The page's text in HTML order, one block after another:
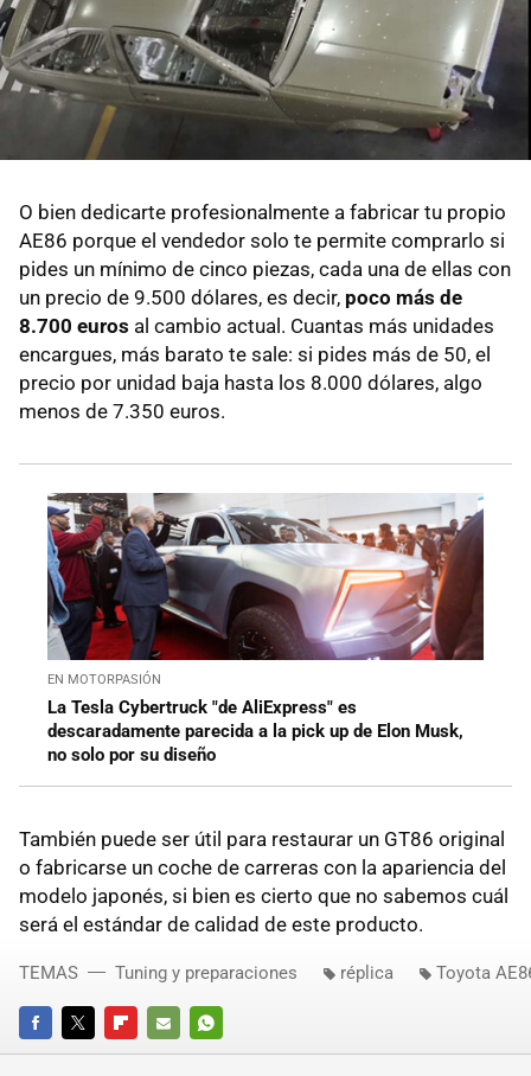
O bien dedicarte profesionalmente a fabricar tu propio
AE86 porque el vendedor solo te permite comprarlo si
pides un mínimo de cinco piezas, cada una de ellas con
un precio de 9.500 dólares, es decir, poco más de
8.700 euros al cambio actual. Cuantas más unidades
encargues, más barato te sale: si pides más de 50, el
precio por unidad baja hasta los 8.000 dólares, algo
menos de 7.350 euros.
EN MOTORPASIÓN
La Tesla Cybertruck "de AliExpress" es
descaradamente parecida a la pick up de Elon Musk,
no solo por su diseño
También puede ser útil para restaurar un GT86 original
o fabricarse un coche de carreras con la apariencia del
modelo japonés, si bien es cierto que no sabemos cuál
será el estándar de calidad de este producto.
FACEBOOKTWITTERFLIPBOARD
E-
WHATSAPP
TEMAS Tuning y preparaciones réplica Toyota